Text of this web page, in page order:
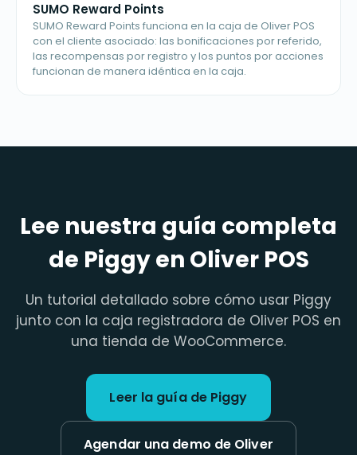
SUMO Reward Points
SUMO Reward Points funciona en la caja de Oliver POS
con el cliente asociado: las bonificaciones por referido,
las recompensas por registro y los puntos por acciones
funcionan de manera idéntica en la caja.
Lee nuestra guía completa
de Piggy en Oliver POS
Un tutorial detallado sobre cómo usar Piggy
junto con la caja registradora de Oliver POS en
una tienda de WooCommerce.
Leer la guía de Piggy
Agendar una demo de Oliver